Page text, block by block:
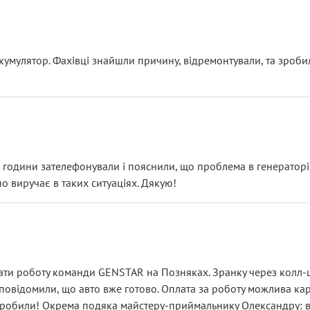
із головним гальмівним циліндром у зборі.
і тоді сервіс наче справив хороше враження. Але
хвилюватися. ( надіюсь новий власник, не застяг в полі))
підірвав.
а “аби швидше і дорожче”. Саме це і псує загальне
Фахівці знайшли причину, відремонтували, та
зателефонували і пояснили, що проблема в
виручає в таких ситуаціях. Дякую!
роботу команди GENSTAR на Позняках. Зранку через колл-
що авто вже готово. Оплата за роботу можлива
Окрема подяка майстеру-приймальнику Олександру: